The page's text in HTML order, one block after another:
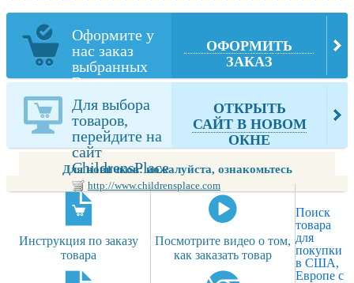
Оформите у
нас заказ
выбранных
Вами товаров
из
ChildrensPlace
ОФОРМИТЬ
ЗАКАЗ
Для выбора
товаров,
перейдите на
сайт
ChildrensPlace
http://www.childrensplace.com
ОТКРЫТЬ
САЙТ В НОВОМ
ОКНЕ
Для новичков: пожалуйста, ознакомьтесь
Инструкция по заказу
товара
Посмотрите видео о том,
как заказать товар
Поиск
товара
для
покупки
в США,
Европе с